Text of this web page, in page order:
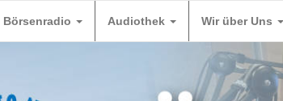
Börsenradio Audiothek Wir über Uns